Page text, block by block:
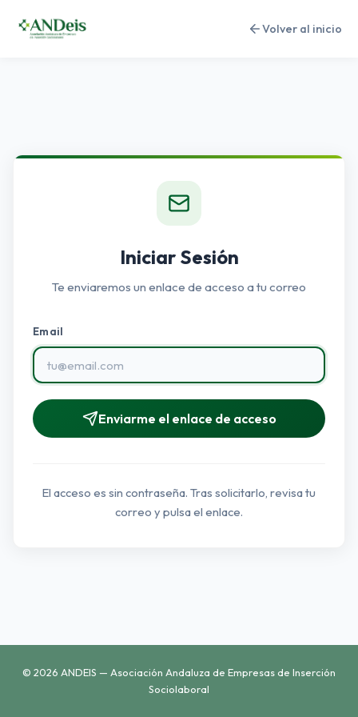
Volver al inicio
Iniciar Sesión
Te enviaremos un enlace de acceso a tu correo
Email
Enviarme el enlace de acceso
El acceso es sin contraseña. Tras solicitarlo, revisa tu
correo y pulsa el enlace.
© 2026 ANDEIS — Asociación Andaluza de Empresas de Inserción
Sociolaboral